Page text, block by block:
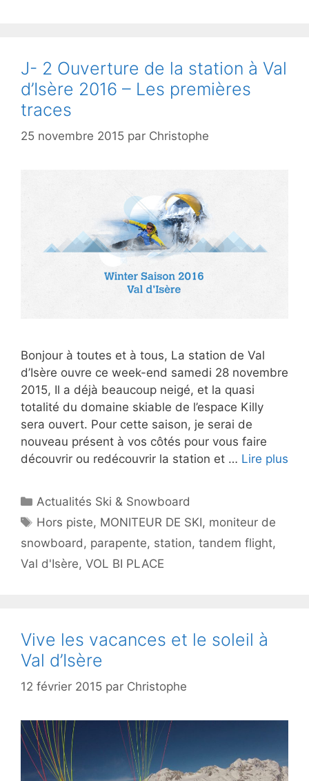
J- 2 Ouverture de la station à Val
d’Isère 2016 – Les premières
traces
25 novembre 2015 par Christophe
Bonjour à toutes et à tous, La station de Val
d’Isère ouvre ce week-end samedi 28 novembre
2015, Il a déjà beaucoup neigé, et la quasi
totalité du domaine skiable de l’espace Killy
sera ouvert. Pour cette saison, je serai de
nouveau présent à vos côtés pour vous faire
découvrir ou redécouvrir la station et … Lire plus
Catégories
Actualités Ski & Snowboard
Étiquettes
Hors piste, MONITEUR DE SKI, moniteur de
snowboard , parapente, station, tandem flight,
Val d'Isère, VOL BI PLACE
Vive les vacances et le soleil à
Val d’Isère
12 février 2015 par Christophe